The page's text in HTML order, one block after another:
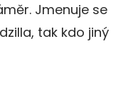
Jmenuje se
tak kdo jiný